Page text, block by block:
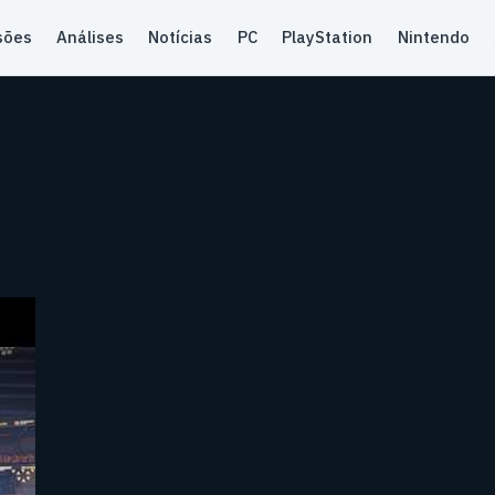
Análises Notícias PC PlayStation Nintendo